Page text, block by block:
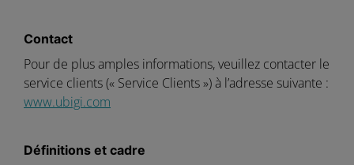
Contact
Pour de plus amples informations, veuillez contacter le
service clients (« Service Clients ») à l’adresse suivante :
www.ubigi.com
Définitions et cadre